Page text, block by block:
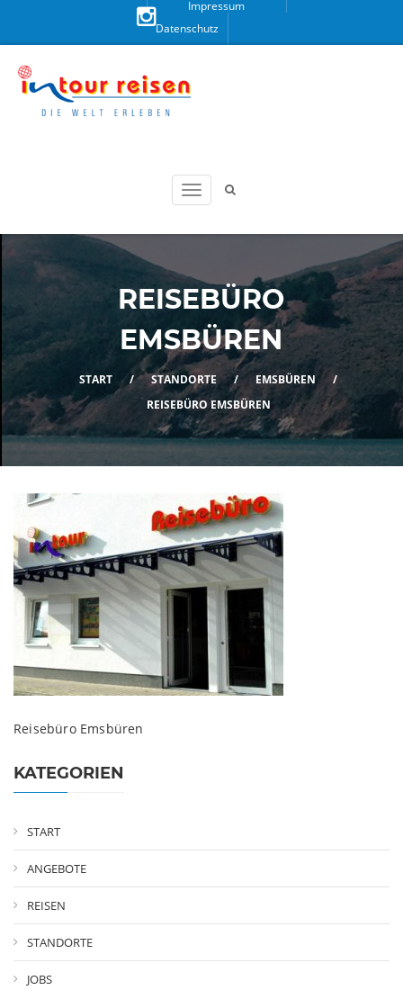
Sie uns
auf
Impressum
Datenschutz
REISEBÜRO
EMSBÜREN
START / STANDORTE / EMSBÜREN
/
REISEBÜRO EMSBÜREN
Reisebüro Emsbüren
KATEGORIEN
START
ANGEBOTE
REISEN
STANDORTE
JOBS